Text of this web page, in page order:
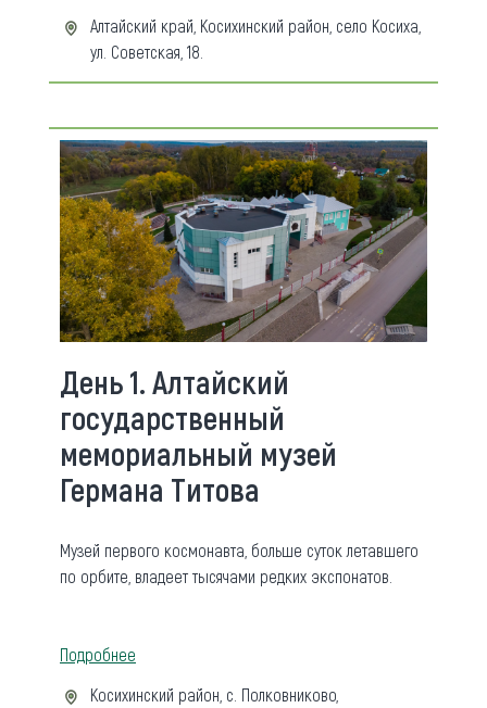
Алтайский край, Косихинский район, село Косиха,
ул. Советская, 18.
День 1. Алтайский
государственный
мемориальный музей
Германа Титова
Музей первого космонавта, больше суток летавшего
по орбите, владеет тысячами редких экспонатов.
Подробнее
Косихинский район, с. Полковниково,